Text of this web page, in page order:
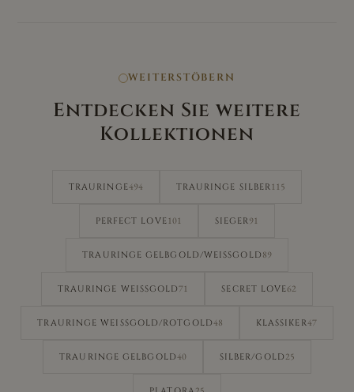
WEITERSTÖBERN
Entdecken Sie weitere
Kollektionen
TRAURINGE494 TRAURINGE SILBER 115
PERFECT LOVE 101 SIEGER91
TRAURINGE GELBGOLD/WEISSGOLD 89
TRAURINGE WEISSGOLD 71 SECRET LOVE62
TRAURINGE WEISSGOLD/ROTGOLD 48 KLASSIKER47
TRAURINGE GELBGOLD40 SILBER/GOLD 25